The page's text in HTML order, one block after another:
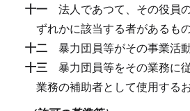
十一 法人であつて、その役員
ずれかに該当する者があるも
十二 暴力団員等がその事業活
十三 暴力団員等をその業務に
業務の補助者として使用する